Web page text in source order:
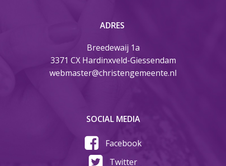
ADRES
Breedewaij 1a
3371 CX Hardinxveld-Giessendam
webmaster@christengemeente.nl
SOCIAL MEDIA
Facebook
Twitter